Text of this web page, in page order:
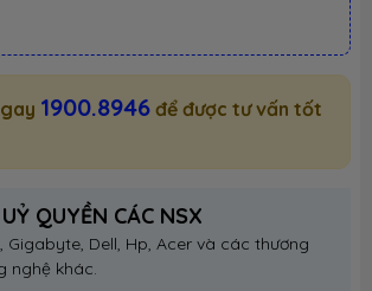
1900.8946 để được tư vấn tốt
QUYỀN CÁC NSX
Gigabyte, Dell, Hp, Acer và các thương
nghệ khác.